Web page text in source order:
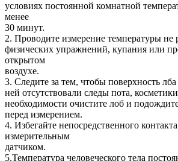
условиях постоянной комнатной
менее
30 минут.
2. Проводите измерение температуры не
физических упражнений, купания или
открытом
воздухе.
3. Следите за тем, чтобы поверхность
ней отсутствовали следы пота,
необходимости очистите лоб и
перед измерением.
4. Избегайте непосредственного
измерительным
датчиком.
5.Температура человеческого тела